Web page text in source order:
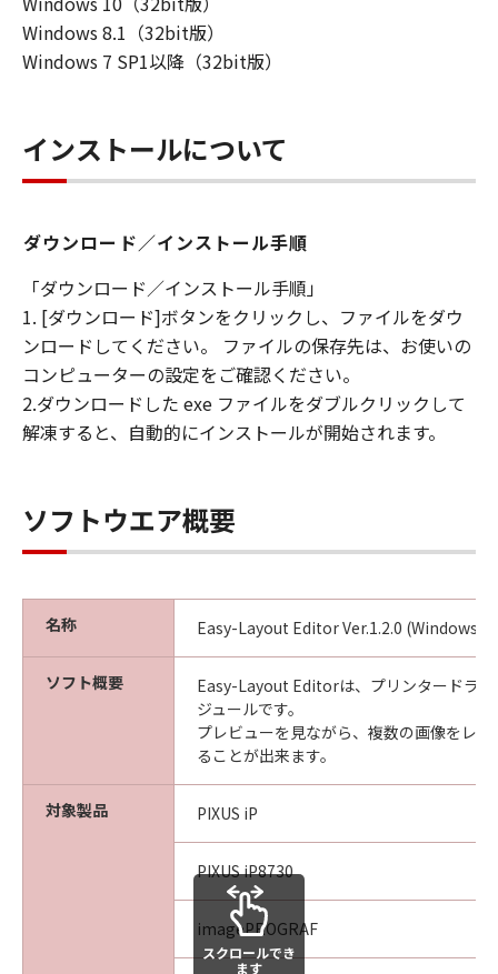
一切の責任を負いません。
ユーザーは、日本国政府または該当国の政
府より必要な許可等を得ることなしに、本
たは間接に輸出してはなりません。
Windows 8.1（32bit版）
Windows 7 SP1以降（32bit版）
インストールについて
ダウンロード／インストール手順
「ダウンロード／インストール手順」
1. [ダウンロード]ボタンをクリックし、ファイルをダウ
ンロードしてください。 ファイルの保存先は、お使いの
コンピューターの設定をご確認ください。
2.ダウンロードした exe ファイルをダブルクリックして
解凍すると、自動的にインストールが開始されます。
ソフトウエア概要
名称 Easy-Layout Editor Ver.1.2.0 (Windows)
ソフト概要
Easy-Layout Editorは、プリンタードラ
ジュールです。
プレビューを見ながら、複数の画像をレ
ることが出来ます。
対象製品 PIXUS iP
PIXUS iP8730
imagePROGRAF
スクロールでき
ます